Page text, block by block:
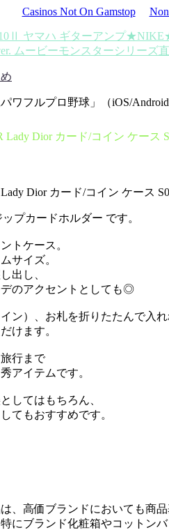
Casinos Not On Gamstop
ヤマハ ギターアンプ★NIKE★
ムービーモンスターシリーズ
ワフルプロ野球」（iOS/
Dior カード/コイン ケース
Dior カード/コイン ケース
プカードホルダー です。
トケース。
サイズ。
出し、
のアクセントとしても◎
ン）、お札を折りたたんで入れ
けます。
行まで
アイテムです。
してはもちろん、
てもおすすめです。
、高価ブランドにおいても商
にブランド化粧箱やコットン